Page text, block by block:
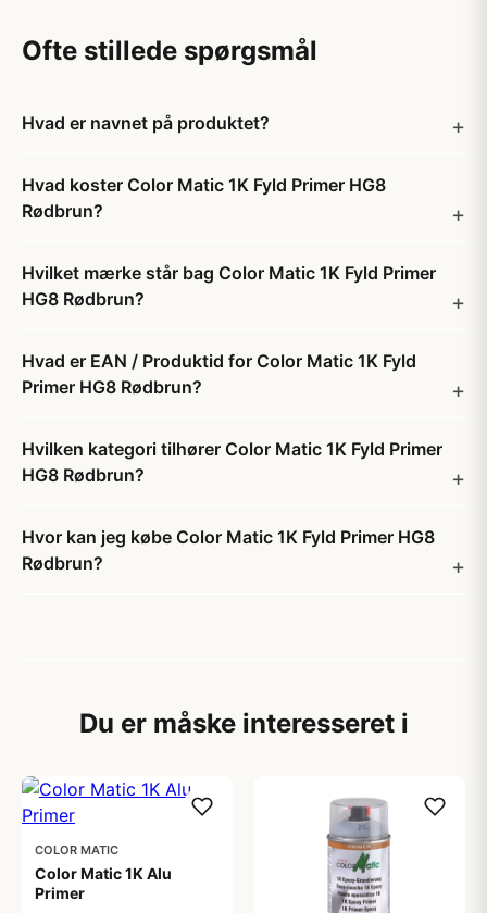
Ofte stillede spørgsmål
Hvad er navnet på produktet?
Hvad koster Color Matic 1K Fyld Primer HG8
Rødbrun?
Hvilket mærke står bag Color Matic 1K Fyld Primer
HG8 Rødbrun?
Hvad er EAN / Produktid for Color Matic 1K Fyld
Primer HG8 Rødbrun?
Hvilken kategori tilhører Color Matic 1K Fyld Primer
HG8 Rødbrun?
Hvor kan jeg købe Color Matic 1K Fyld Primer HG8
Rødbrun?
Du er måske interesseret i
COLOR MATIC
Color Matic 1K Alu
Primer